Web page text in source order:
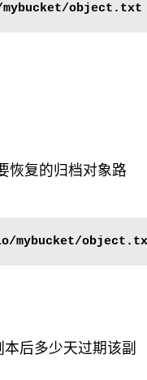
恢复的归档对象路
后多少天过期该副